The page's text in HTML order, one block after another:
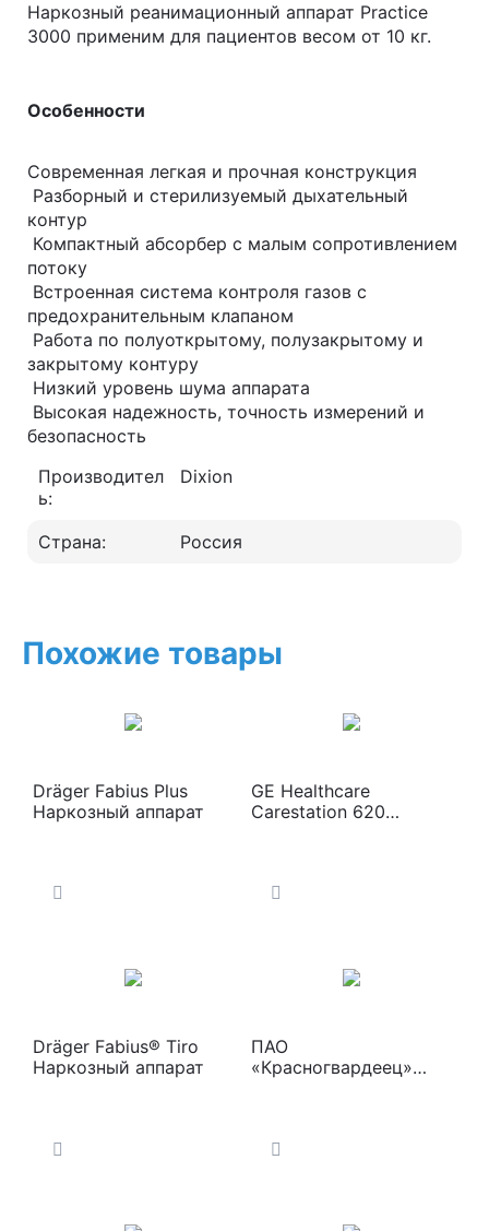
Наркозный реанимационный аппарат Practice
3000 применим для пациентов весом от 10 кг.
Особенности
Современная легкая и прочная конструкция
Разборный и стерилизуемый дыхательный
контур
Компактный абсорбер с малым сопротивлением
потоку
Встроенная система контроля газов с
предохранительным клапаном
Работа по полуоткрытому, полузакрытому и
закрытому контуру
Низкий уровень шума аппарата
Высокая надежность, точность измерений и
безопасность
Производител
ь:
Dixion
Страна: Россия
Похожие товары
Dräger Fabius Plus
Наркозный аппарат
GE Healthcare
Carestation 620
Dräger Fabius® Tiro
Наркозный аппарат
ПАО
«Красногвардеец»
электронным